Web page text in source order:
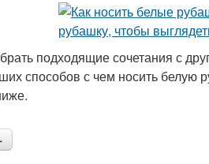
подходящие сочетания с
способов с чем носить